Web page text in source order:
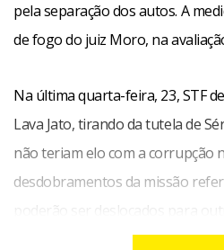
pela separação dos autos. A
de fogo do juiz Moro, na
Na última quarta-feira, 23, STF
Lava Jato, tirando da tutela de
não teriam elo com a corrupção
desdobramentos da missão
poderão ser deslocados para
Federal, em outros Estados. O